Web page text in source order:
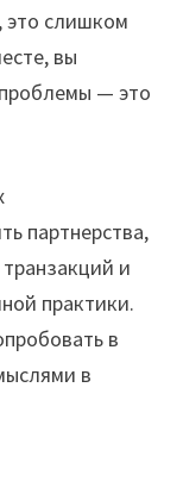
это слишком
вы
— это
партнерства,
и
практики.
в
в